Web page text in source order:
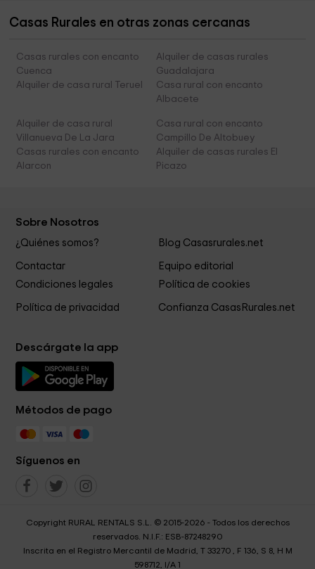
Casas Rurales en otras zonas cercanas
Casas rurales con encanto
Cuenca
Alquiler de casas rurales
Guadalajara
Alquiler de casa rural Teruel
Casa rural con encanto
Albacete
Alquiler de casa rural
Villanueva De La Jara
Casa rural con encanto
Campillo De Altobuey
Casas rurales con encanto
Alarcon
Alquiler de casas rurales El
Picazo
Sobre Nosotros
¿Quiénes somos? Blog Casasrurales.net
Contactar
Equipo editorial
Condiciones legales
Política de cookies
Política de privacidad Confianza CasasRurales.net
Descárgate la app
Métodos de pago
Síguenos en
Copyright RURAL RENTALS S.L. © 2015-2026 - Todos los derechos
reservados. N.I.F.: ESB-87248290
Inscrita en el Registro Mercantil de Madrid, T 33270 , F 136, S 8, H M
598712, I/A 1